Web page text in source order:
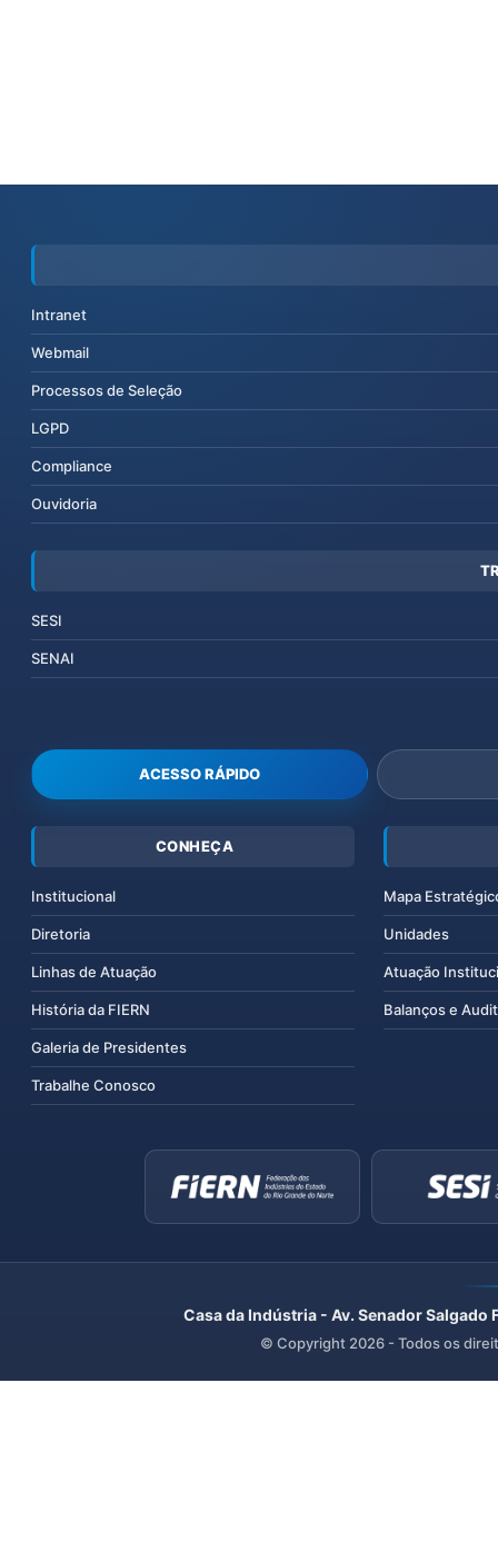
Intranet
Webmail
Processos de Seleção
LGPD
Compliance
Ouvidoria
SESI
SENAI
ACESSO RÁPIDO
CONHEÇA
Institucional
Diretoria
Linhas de Atuação
História da FIERN
Galeria de Presidentes
Trabalhe Conosco
Mapa
Unidades
Atuação
Balanços e
Casa da Indústria - Av. Senador
© Copyright 2026 - Todos os